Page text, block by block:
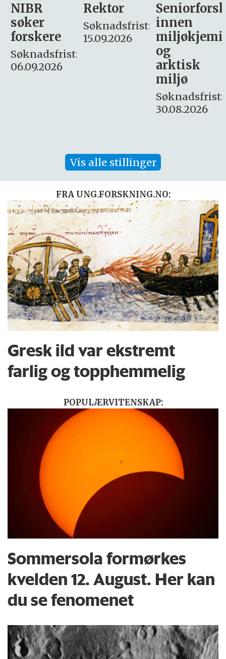
Rektor
Søknadsfrist:
15.09.2026
Seniorforsker
innen
miljøkjemi
søker
– fast
Søknadsfrist:
16. august.
Vis alle stillinger
FRA UNG.FORSKNING.NO:
Gresk ild var ekstremt
farlig og topphemmelig
POPULÆRVITENSKAP:
Sommersola formørkes
kvelden 12. August. Her kan
du se fenomenet